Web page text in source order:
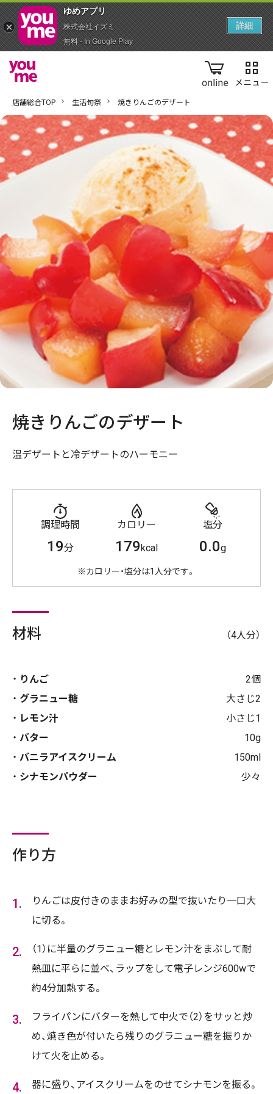
online
店舗総合TOP 生活旬祭 焼きりんごのデザート
焼きりんごのデザート
温デザートと冷デザートのハーモニー
調理時間
19分
カロリー
179kcal
塩分
0.0g
※カロリー・塩分は1人分です。
材料 （4人分）
りんご
2個
グラニュー糖
大さじ2
レモン汁
小さじ1
バター
10g
バニラアイスクリーム
150ml
シナモンパウダー
少々
作り方
りんごは皮付きのままお好みの型で抜いたり一口大
に切る。
（1）に半量のグラニュー糖とレモン汁をまぶして耐
熱皿に平らに並べ、ラップをして電子レンジ600wで
約4分加熱する。
フライパンにバターを熱して中火で（2）をサッと炒
め、焼き色が付いたら残りのグラニュー糖を振りか
けて火を止める。
器に盛り、アイスクリームをのせてシナモンを振る。
ゆめアプ‪リ‬
株式会社イズミ
無料 - In Google Play
詳細